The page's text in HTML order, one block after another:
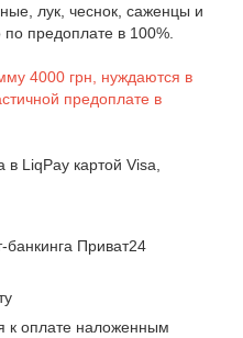
лук, чеснок, саженцы и
предоплате в 100%.
4000 грн, нуждаются в
предоплате в
LiqPay картой Visa,
банкинга Приват24
к оплате наложенным